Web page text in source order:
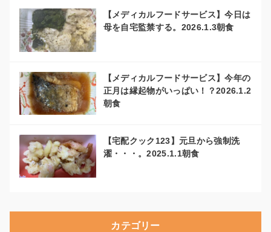
【メディカルフードサービス】今日は
母を自宅監禁する。2026.1.3朝食
【メディカルフードサービス】今年の
正月は縁起物がいっぱい！？2026.1.2
朝食
【宅配クック123】元旦から強制洗
濯・・・。2025.1.1朝食
カテゴリー